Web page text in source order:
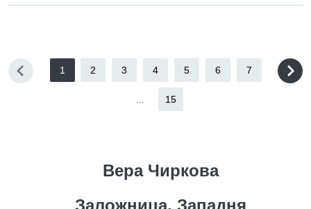
1 2 3 4 5 6 7
15
Вера Чиркова
Заложница. Западня